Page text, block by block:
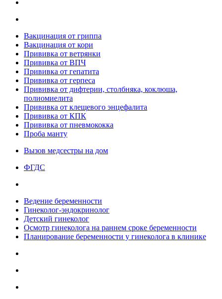
Вакцинация от гриппа
Вакцинация от кори
Прививка от ветрянки
Прививка от ВПЧ
Прививка от гепатита
Прививка от герпеса
Прививка от дифтерии, столбняка, коклюша,
полиомиелита
Прививка от клещевого энцефалита
Прививка от КПК
Прививка от пневмококка
Проба манту
Вызов медсестры на дом
ФГДС
Ведение беременности
Гинеколог-эндокринолог
Детский гинеколог
Осмотр гинеколога на раннем сроке беременности
Планирование беременности у гинеколога в клинике